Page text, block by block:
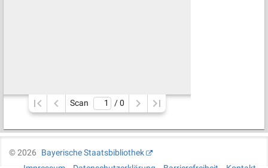
Scan / 0
©2026
Bayerische Staatsbibliothek